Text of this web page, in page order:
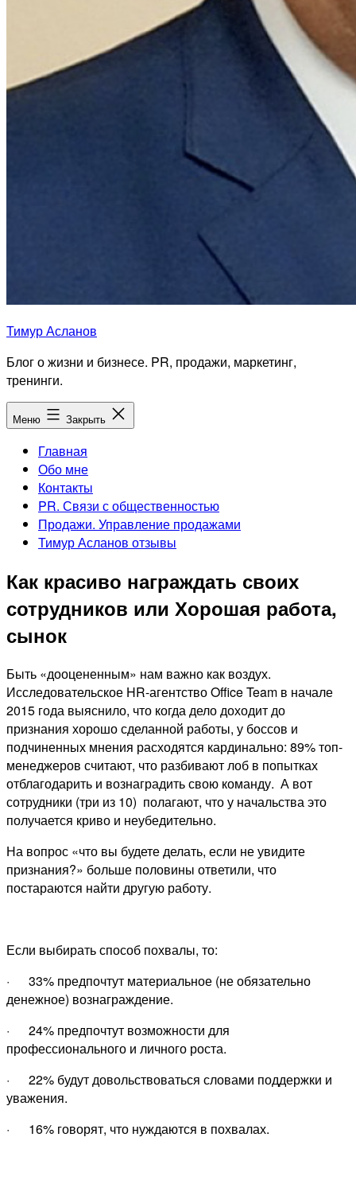
Тимур Асланов
Блог о жизни и бизнесе. PR, продажи, маркетинг,
тренинги.
Меню Закрыть
Главная
Обо мне
Контакты
PR. Связи с общественностью
Продажи. Управление продажами
Тимур Асланов отзывы
Как красиво награждать своих
сотрудников или Хорошая работа,
сынок
Быть «дооцененным» нам важно как воздух.
Исследовательское HR-агентство Office Team в начале
2015 года выяснило, что когда дело доходит до
признания хорошо сделанной работы, у боссов и
подчиненных мнения расходятся кардинально: 89% топ-
менеджеров считают, что разбивают лоб в попытках
отблагодарить и вознаградить свою команду. А вот
сотрудники (три из 10) полагают, что у начальства это
получается криво и неубедительно.
На вопрос «что вы будете делать, если не увидите
признания?» больше половины ответили, что
постараются найти другую работу.
Если выбирать способ похвалы, то:
· 33% предпочтут материальное (не обязательно
денежное) вознаграждение.
· 24% предпочтут возможности для
профессионального и личного роста.
· 22% будут довольствоваться словами поддержки и
уважения.
· 16% говорят, что нуждаются в похвалах.